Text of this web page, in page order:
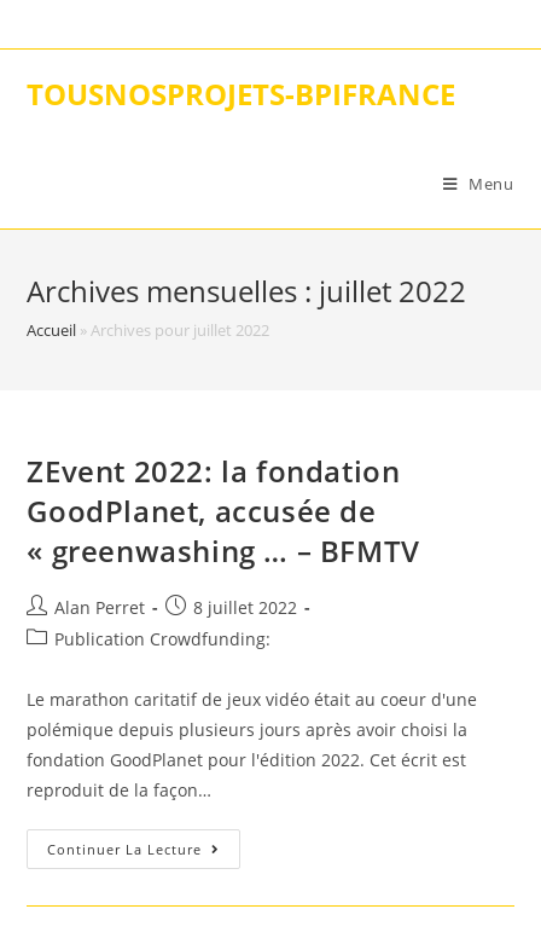
to
TOUSNOSPROJETS-BPIFRANCE
Menu
Archives mensuelles : juillet 2022
Accueil »Archives pour juillet 2022
ZEvent 2022: la fondation
GoodPlanet, accusée de
« greenwashing … – BFMTV
Auteur/autrice
de
Alan Perret
Post
published:
8 juillet 2022
PostPublication Crowdfunding:
Le marathon caritatif de jeux vidéo était au coeur d'une
polémique depuis plusieurs jours après avoir choisi la
fondation GoodPlanet pour l'édition 2022. Cet écrit est
reproduit de la façon…
Continuer La Lecture ZEvent
2022:
Fondation